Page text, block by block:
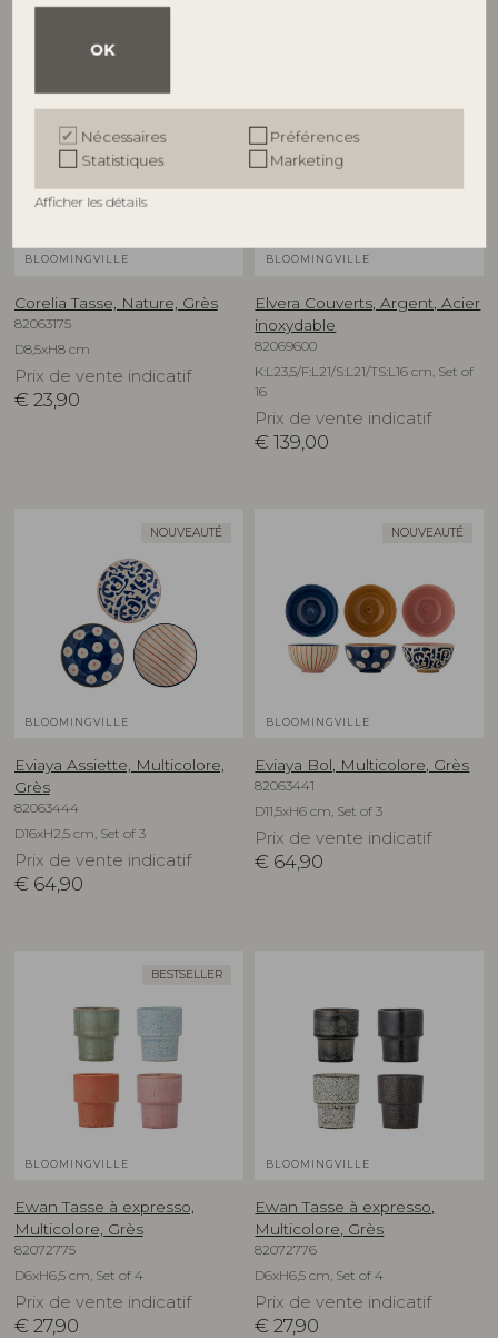
OK
Nécessaires
Préférences
Statistiques
Marketing
Afficher les détails
BLOOMINGVILLE
Corelia Tasse, Nature, Grès
82063175
D8,5xH8 cm
Prix de vente indicatif
€ 23,90
BLOOMINGVILLE
Elvera Couverts, Argent, Acier
inoxydable
82069600
K:L23,5/F:L21/S:L21/TS:L16 cm, Set of
16
Prix de vente indicatif
€ 139,00
NOUVEAUTÉ
BLOOMINGVILLE
Eviaya Assiette, Multicolore,
Grès
82063444
D16xH2,5 cm, Set of 3
Prix de vente indicatif
€ 64,90
NOUVEAUTÉ
BLOOMINGVILLE
Eviaya Bol, Multicolore, Grès
82063441
D11,5xH6 cm, Set of 3
Prix de vente indicatif
€ 64,90
BESTSELLER
BLOOMINGVILLE
Ewan Tasse à expresso,
Multicolore, Grès
82072775
D6xH6,5 cm, Set of 4
Prix de vente indicatif
€ 27,90
BLOOMINGVILLE
Ewan Tasse à expresso,
Multicolore, Grès
82072776
D6xH6,5 cm, Set of 4
Prix de vente indicatif
€ 27,90